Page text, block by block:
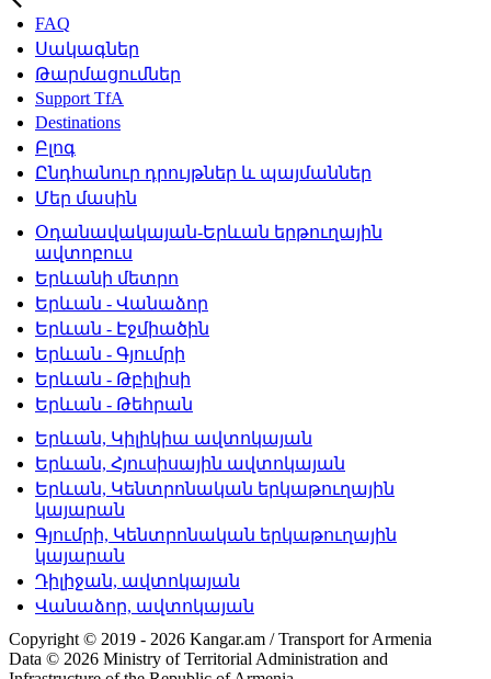
FAQ
Սակագներ
Թարմացումներ
Support TfA
Destinations
Բլոգ
Ընդհանուր դրույթներ և պայմաններ
Մեր մասին
Օդանավակայան-Երևան երթուղային
ավտոբուս
Երևանի մետրո
Երևան - Վանաձոր
Երևան - Էջմիածին
Երևան - Գյումրի
Երևան - Թբիլիսի
Երևան - Թեհրան
Երևան, Կիլիկիա ավտոկայան
Երևան, Հյուսիսային ավտոկայան
Երևան, Կենտրոնական երկաթուղային
կայարան
Գյումրի, Կենտրոնական երկաթուղային
կայարան
Դիլիջան, ավտոկայան
Վանաձոր, ավտոկայան
Copyright © 2019 - 2026 Kangar.am / Transport for Armenia
Data © 2026 Ministry of Territorial Administration and